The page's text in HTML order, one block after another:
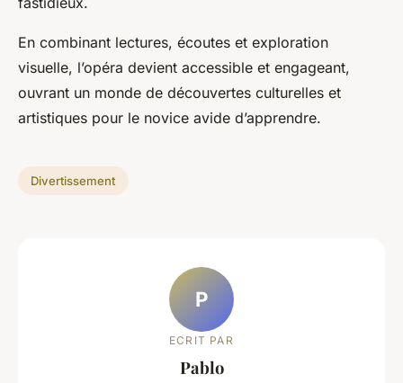
En combinant lectures, écoutes et exploration
visuelle, l’opéra devient accessible et engageant,
ouvrant un monde de découvertes culturelles et
artistiques pour le novice avide d’apprendre.
Divertissement
P
ECRIT PAR
Pablo